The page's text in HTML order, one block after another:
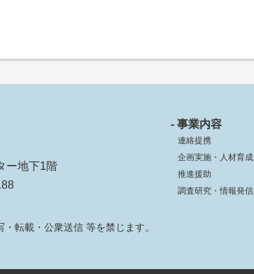
ー地下1階
転載・公衆送信 等を禁じます。
- 事業内容
連絡提携
企画実施・人材育成
推進援助
調査研究・情報発信